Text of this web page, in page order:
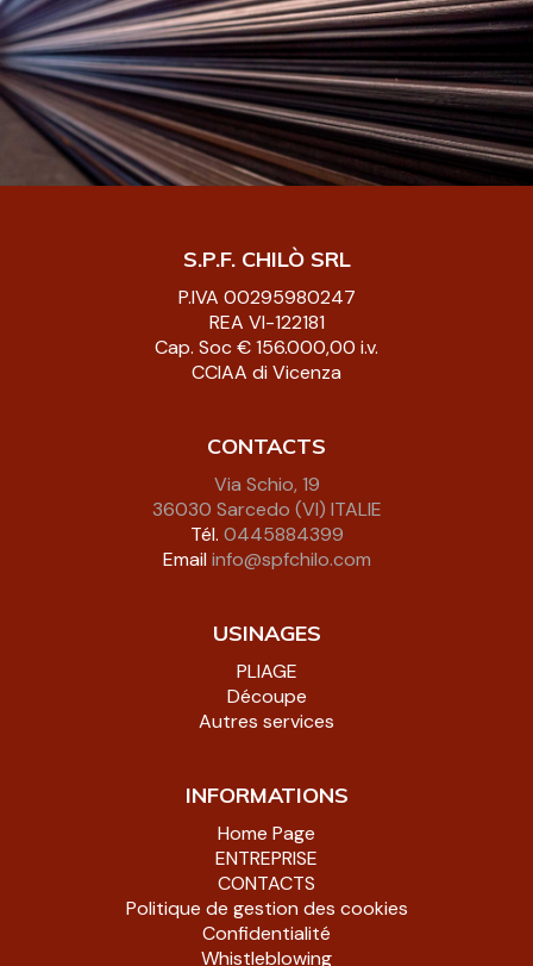
S.P.F. CHILÒ SRL
P.IVA 00295980247
REA VI-122181
Cap. Soc € 156.000,00 i.v.
CCIAA di Vicenza
CONTACTS
Via Schio, 19
36030 Sarcedo (VI) ITALIE
Tél. 0445884399
Email info@spfchilo.com
USINAGES
PLIAGE
Découpe
Autres services
INFORMATIONS
Home Page
ENTREPRISE
CONTACTS
Politique de gestion des cookies
Confidentialité
Whistleblowing